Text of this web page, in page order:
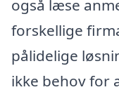
også læse
forskellige
pålidelige
ikke behov for